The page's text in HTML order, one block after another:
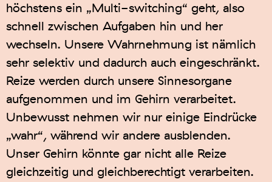
höchstens ein „Multi-switching“ geht, also
schnell zwischen Aufgaben hin und her
wechseln. Unsere Wahrnehmung ist nämlich
sehr selektiv und dadurch auch eingeschränkt.
Reize werden durch unsere Sinnesorgane
aufgenommen und im Gehirn verarbeitet.
Unbewusst nehmen wir nur einige Eindrücke
„wahr“, während wir andere ausblenden.
Unser Gehirn könnte gar nicht alle Reize
gleichzeitig und gleichberechtigt verarbeiten.